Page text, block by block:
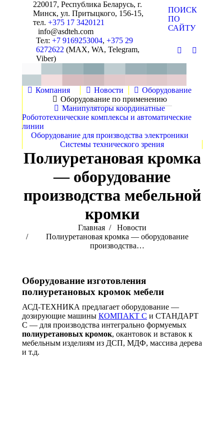
220017, Республика Беларусь, г.
Минск, ул. Притыцкого, 156-15,
тел. +375 17 3420121
info@asdteh.com
Тел: +7 9169253004, +375 29
6272622 (MAX, WA, Telegram,
Viber)
Поиск:
ПОИСК
ПО
САЙТУ
ПочтаYouTube
Компания Новости
Оборудование
Оборудование по применению
Манипуляторы координатные
Робототехнические комплексы и автоматические
линии
Оборудование для производства электроники
Системы технического зрения
Полиуретановая кромка
— оборудование
производства мебельной
кромки
Главная
Новости
Полиуретановая кромка — оборудование
производства…
Оборудование изготовления
полиуретановых кромок мебели
АСД-ТЕХНИКА предлагает оборудование —
дозирующие машины КОМПАКТ С и СТАНДАРТ
С — для производства интегрально формуемых
полиуретановых кромок, окантовок и вставок к
мебельным изделиям из ДСП, МДФ, массива дерева
и т.д.